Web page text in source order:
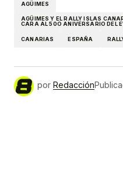
AGÜIMES
AGÜIMES Y EL RALLY ISLAS
CARA AL 50O ANIVERSARIO DEL
CANARIAS ESPAÑA
por Redacción